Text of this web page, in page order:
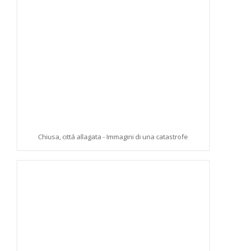
Chiusa, cittá allagata - Immagini di una catastrofe